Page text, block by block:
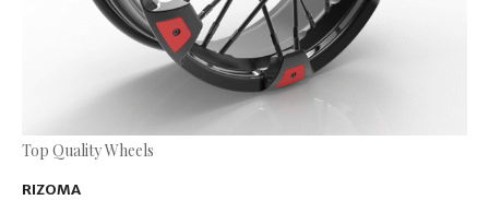
Top Quality Wheels
RIZOMA